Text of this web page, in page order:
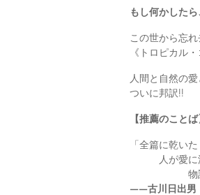
もし何かしたら
この世から忘
《トロピカル
人間と自然の
ついに邦訳!!
【推薦のことば
「全篇に乾い
人が愛に渇
物語はま
――古川日出男